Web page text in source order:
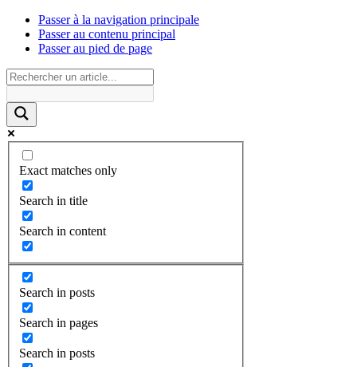
Passer à la navigation principale
Passer au contenu principal
Passer au pied de page
Exact matches only
Search in title
Search in content
Search in posts
Search in pages
Search in posts